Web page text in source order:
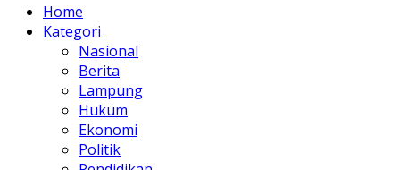
Home
Kategori
Nasional
Berita
Lampung
Hukum
Ekonomi
Politik